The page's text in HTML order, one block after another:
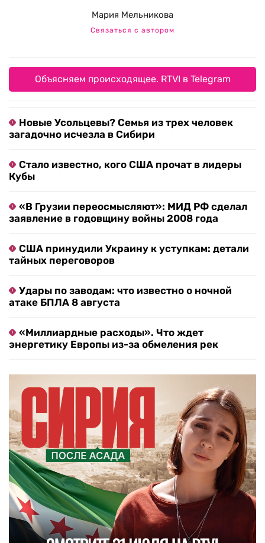
Мария Мельникова
Связаться с автором
Объясняем происходящее. RTVI в Telegram
Новые Усольцевы? Семья из трех человек
загадочно исчезла в Сибири
Стало известно, кого США прочат в лидеры
Кубы
«В Грузии переосмысляют»: МИД РФ сделал
заявление в годовщину войны 2008 года
США принудили Украину к уступкам: детали
тайных переговоров
Удары по заводам: что известно о ночной
атаке БПЛА 8 августа
«Миллиардные расходы». Что ждет
энергетику Европы из-за обмеления рек